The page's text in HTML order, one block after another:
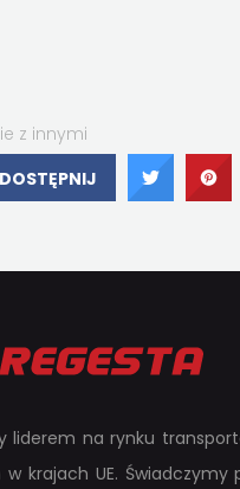
z innymi
liderem na rynku
krajach UE. Świadczymy